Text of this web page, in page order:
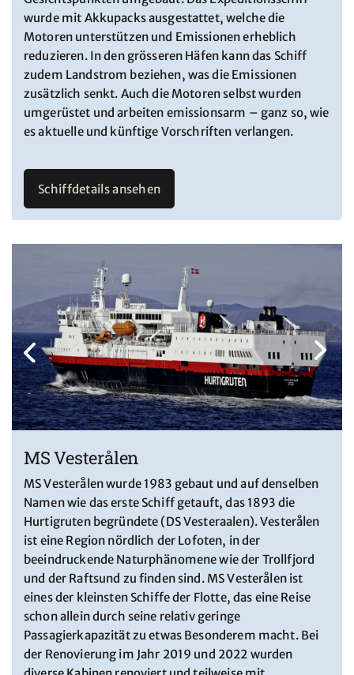
wurde mit Akkupacks ausgestattet, welche die
Motoren unterstützen und Emissionen erheblich
reduzieren. In den grösseren Häfen kann das Schiff
zudem Landstrom beziehen, was die Emissionen
zusätzlich senkt. Auch die Motoren selbst wurden
umgerüstet und arbeiten emissionsarm – ganz so, wie
es aktuelle und künftige Vorschriften verlangen.
Schiffdetails ansehen
MS Vesterålen
MS Vesterålen wurde 1983 gebaut und auf denselben
Namen wie das erste Schiff getauft, das 1893 die
Hurtigruten begründete (DS Vesteraalen). Vesterålen
ist eine Region nördlich der Lofoten, in der
beeindruckende Naturphänomene wie der Trollfjord
und der Raftsund zu finden sind. MS Vesterålen ist
eines der kleinsten Schiffe der Flotte, das eine Reise
schon allein durch seine relativ geringe
Passagierkapazität zu etwas Besonderem macht. Bei
der Renovierung im Jahr 2019 und 2022 wurden